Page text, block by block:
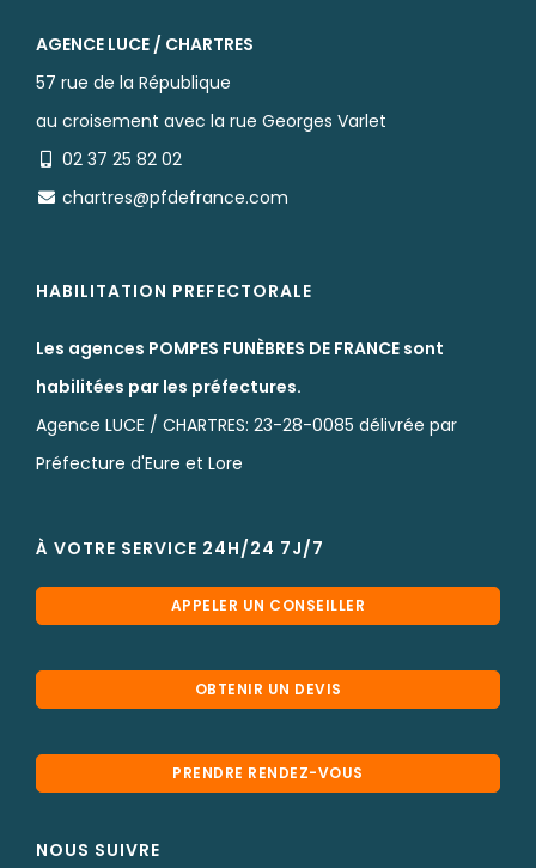
AGENCE LUCE / CHARTRES
57 rue de la République
au croisement avec la rue Georges Varlet
02 37 25 82 02
chartres@pfdefrance.com
HABILITATION PREFECTORALE
Les agences POMPES FUNÈBRES DE FRANCE sont
habilitées par les préfectures.
Agence LUCE / CHARTRES: 23-28-0085 délivrée par
Préfecture d'Eure et Lore
À VOTRE SERVICE 24H/24 7J/7
APPELER UN CONSEILLER
OBTENIR UN DEVIS
PRENDRE RENDEZ-VOUS
NOUS SUIVRE